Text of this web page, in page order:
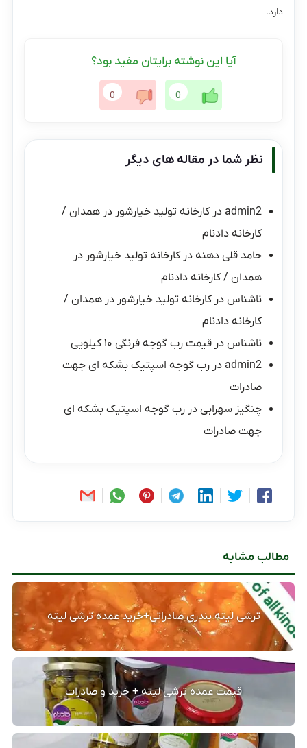
دارد.
آیا این نوشته برایتان مفید بود؟
0
0
نظر شما در مقاله های دیگر
admin2 درکارخانه تولید خیارشور در همدان /
کارخانه دادنام
حامد قلی دهنه درکارخانه تولید خیارشور در
همدان / کارخانه دادنام
ناشناس درکارخانه تولید خیارشور در همدان /
کارخانه دادنام
ناشناس درقیمت رب گوجه فرنگی ۱۰ کیلویی
admin2 دررب گوجه اسپتیک بشکه ای جهت
صادرات
چنگیز سهرابی دررب گوجه اسپتیک بشکه ای
جهت صادرات
مطالب مشابه
ترشی لیته بندری صادراتی+خرید عمده ترشی لیته
قیمت عمده ترشی لیته + خرید و صادرات